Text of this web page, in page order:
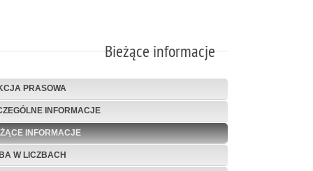
Bieżące informacje
PRASOWA
INFORMACJE
INFORMACJE
W LICZBACH